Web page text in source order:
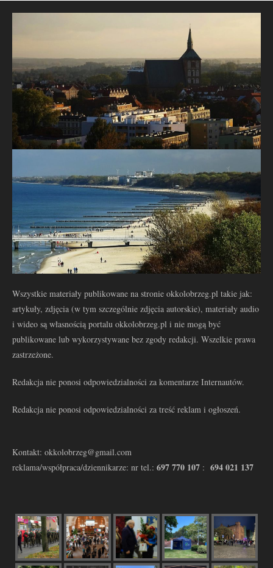
Wszystkie materiały publikowane na stronie okkolobrzeg.pl takie jak:
artykuły, zdjęcia (w tym szczególnie zdjęcia autorskie), materiały audio
i wideo są własnością portalu okkolobrzeg.pl i nie mogą być
publikowane lub wykorzystywane bez zgody redakcji. Wszelkie prawa
zastrzeżone.
Redakcja nie ponosi odpowiedzialności za komentarze Internautów.
Redakcja nie ponosi odpowiedzialności za treść reklam i ogłoszeń.
Kontakt: okkolobrzeg@gmail.com
reklama/współpraca/dziennikarze: nr tel.: 697 770 107 : 694 021 137